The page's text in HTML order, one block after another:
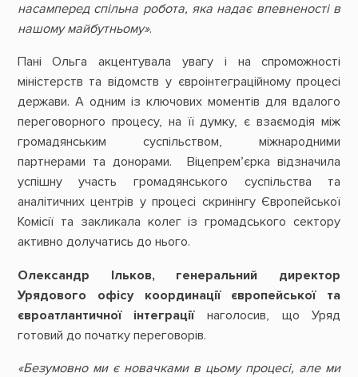
насамперед спільна робота, яка надає впевненості в
нашому майбутньому».
Пані Ольга акцентувала увагу і на спроможності
міністерств та відомств у євроінтеграційному процесі
держави. А одним із ключових моментів для вдалого
переговорного процесу, на її думку, є взаємодія між
громадянським суспільством, міжнародними
партнерами та донорами. Віцепрем’єрка відзначила
успішну участь громадянського суспільства та
аналітичних центрів у процесі скринінгу Європейської
Комісії та закликала колег із громадського сектору
активно долучатись до нього.
Олександр Ільков, генеральний директор
Урядового офісу координації європейської та
євроатлантичної інтеграціїнаголосив, що Уряд
готовий до початку переговорів.
«Безумовно ми є новачками в цьому процесі, але ми